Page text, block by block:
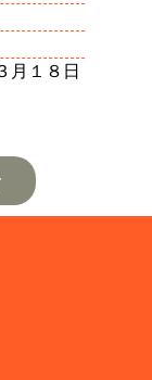
１８日